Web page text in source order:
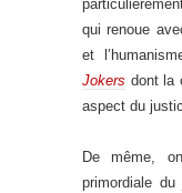
qui renoue
et
Jokers dont la
aspect du
De même,
primordiale